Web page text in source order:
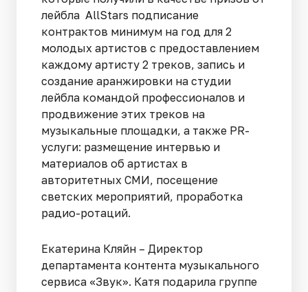
лейбла AllStars подписание
контрактов минимум на год для 2
молодых артистов с предоставлением
каждому артисту 2 треков, запись и
создание аранжировки на студии
лейбла командой профессионалов и
продвижение этих треков на
музыкальные площадки, а также PR-
услуги: размещение интервью и
материалов об артистах в
авторитетных СМИ, посещение
светских мероприятий, проработка
радио-ротаций.
Екатерина Кляйн – Директор
департамента контента музыкального
сервиса «Звук». Катя подарила группе